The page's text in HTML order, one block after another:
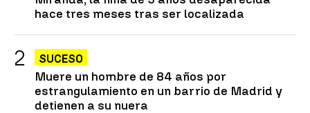
hace tres meses tras ser localizada
SUCESO
Muere un hombre de 84 años por
estrangulamiento en un barrio de Madrid y
detienen a su nuera